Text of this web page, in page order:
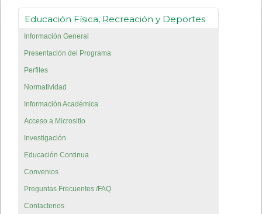
Educación Física, Recreación y Deportes
Información General
Presentación del Programa
Perfiles
Normatividad
Información Académica
Acceso a Micrositio
Investigación
Educación Continua
Convenios
Preguntas Frecuentes /FAQ
Contactenos